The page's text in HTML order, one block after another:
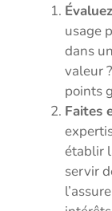
usage
dans
valeur
points
Faites
établir
servir